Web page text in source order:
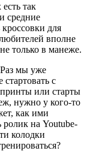
так
средние
для
вполне
только в манеже.
мы уже
с
или старты
нужно у кого-то
как ими
ролик на Youtube-
колодки